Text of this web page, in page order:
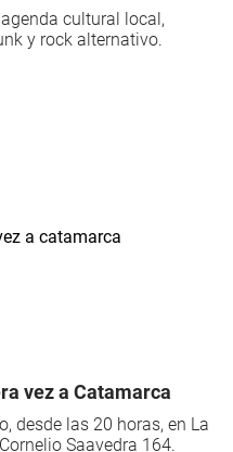
cultural local,
y rock alternativo.
vez a Catamarca
desde las 20 horas, en La
Saavedra 164.